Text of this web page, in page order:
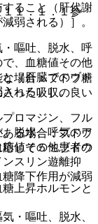
１．１．１参
場合：ブドウ糖
った吸収の良い
る場合：ブドウ
じて５％ブドウ
上昇ホルモンと
ること（肝代謝
弱される）］。
嘔吐、脱水、呼
、血糖値その他
（肝臓でのブド
れる）］。
ロマジン、フル
脱水、呼気のア
値その他患者の
スリン遊離抑
降下作用が減弱
・嘔吐、脱水、